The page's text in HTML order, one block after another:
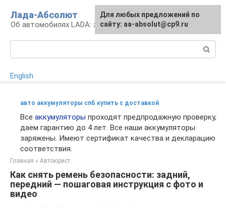
контенту
Лада-Абсолют
Об автомобилях LADA: эксплуатация и сервис
English
авто аккумуляторы спб купить с доставкой
Все аккумуляторы проходят предпродажную проверку,
даем гарантию до 4 лет. Все наши аккумуляторы
заряжены. Имеют сертификат качества и декларацию
соответствия.
Главная » Автоюрист
Как снять ремень безопасности: задний,
передний — пошаговая инструкция с фото и
видео
Для любых предложений по
сайту: aa-absolut@cp9.ru